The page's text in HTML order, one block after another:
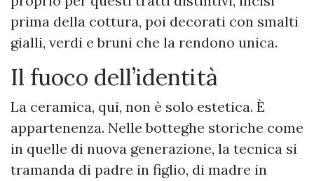
prima della cottura, poi decorati con smalti
gialli, verdi e bruni che la rendono unica.
Il fuoco dell’identità
La ceramica, qui, non è solo estetica. È
appartenenza. Nelle botteghe storiche come
in quelle di nuova generazione, la tecnica si
tramanda di padre in figlio, di madre in